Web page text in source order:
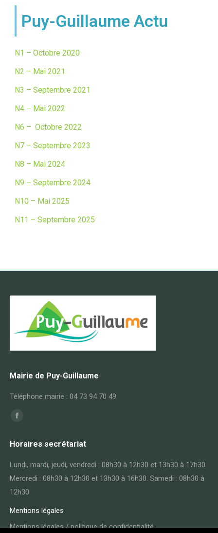
Puy-Guillaume Actu
N1 – Octobre 2020
N2 – Mai 2021
N3 – Septembre 2021
N4 – Mai 2022
N6 – Octobre 2022
N7 – Septembre 2023
N8 – Mai 2024
N9 – Septembre 2024
N10 – Mai 2025
N11 – Septembre 2025
Mairie de Puy-Guillaume
Téléphone mairie : 04 73 94 70 49
Trouvez nous sur :
Horaires secrétariat
Lundi, mardi, jeudi, vendredi : 08h30 à 12h30 et 13h30 à 17h30.
Mercredi : 08h30 à 12h30 et 13h30 à 16h30. Samedi : 08h30 à
12h30
Mentions légales
Mentions légales / politique de confidentialité